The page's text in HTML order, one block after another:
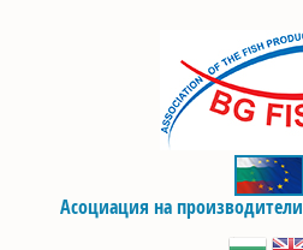
Асоциация на